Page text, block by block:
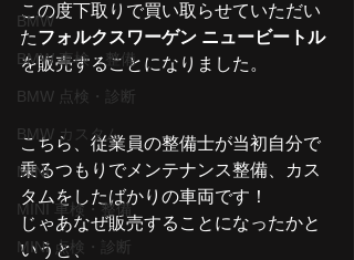
BMW
BMW 車検・整備
BMW 点検・診断
BMW カスタム
MINI
MINI 車検・整備
MINI 点検・診断
この度下取りで買い取らせていただい
たフォルクスワーゲン ニュービートル
を販売することになりました。
こちら、従業員の整備士が当初自分で
乗るつもりでメンテナンス整備、カス
タムをしたばかりの車両です！
じゃあなぜ販売することになったかと
いうと、